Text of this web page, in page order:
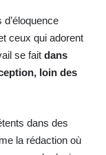
ceux qui adorent
se fait dans
loin des
dans des
la rédaction où